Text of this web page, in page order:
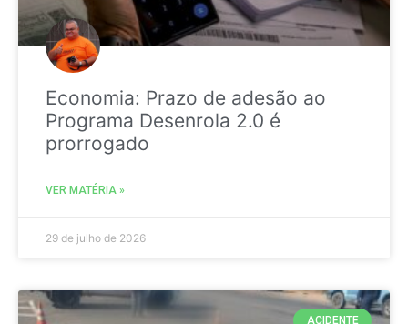
Economia: Prazo de adesão ao
Programa Desenrola 2.0 é
prorrogado
VER MATÉRIA »
29 de julho de 2026
ACIDENTE